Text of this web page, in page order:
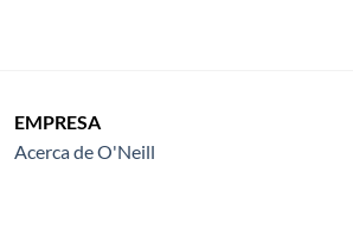
EMPRESA
Acerca de O'Neill